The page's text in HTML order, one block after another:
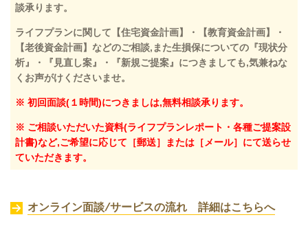
談承ります。
ライフプランに関して【住宅資金計画】・【教育資金計画】・
【老後資金計画】などのご相談,また生損保についての『現状分
析』・『見直し案』・『新規ご提案』につきましても,気兼ねな
くお声がけくださいませ。
※ 初回面談(１時間)につきましは,無料相談承ります。
※ ご相談いただいた資料(ライフプランレポート・各種ご提案設
計書)など,ご希望に応じて［郵送］または［メール］にて送らせ
ていただきます。
オンライン面談/サービスの流れ 詳細はこちらへ